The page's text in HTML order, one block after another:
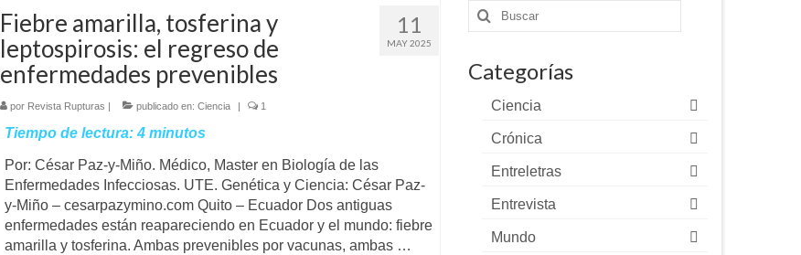
11
MAY 2025
Fiebre amarilla, tosferina y
leptospirosis: el regreso de
enfermedades prevenibles
por Revista Rupturas | publicado en: Ciencia | 1
Tiempo de lectura: 4 minutos
Por: César Paz-y-Miño. Médico, Master en Biología de las
Enfermedades Infecciosas. UTE. Genética y Ciencia: ​César Paz-
y-Miño – cesarpazymino.com Quito – Ecuador Dos antiguas
enfermedades están reapareciendo en Ecuador y el mundo: fiebre
amarilla y tosferina. Ambas prevenibles por vacunas, ambas …
Buscar
por:
Categorías
Ciencia
Crónica
Entreletras
Entrevista
Mundo